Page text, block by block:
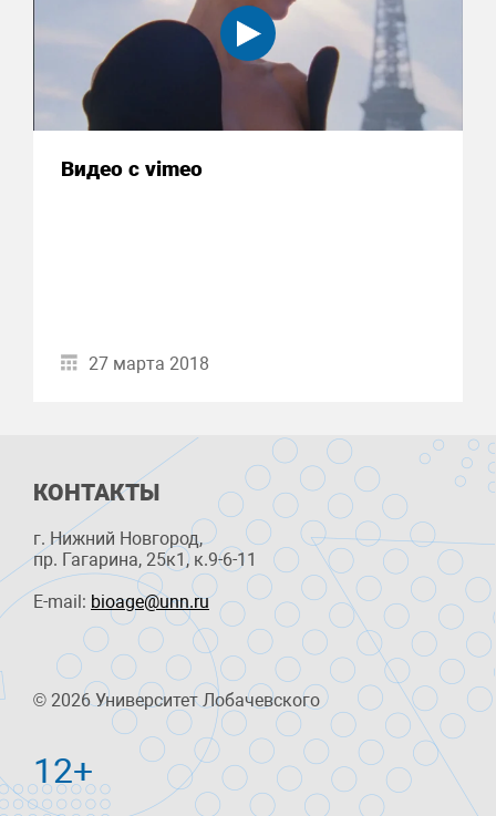
Видео с vimeo
27 марта 2018
КОНТАКТЫ
г. Нижний Новгород,
пр. Гагарина, 25к1, к.9-6-11
E-mail: bioage@unn.ru
© 2026 Университет Лобачевского
12+